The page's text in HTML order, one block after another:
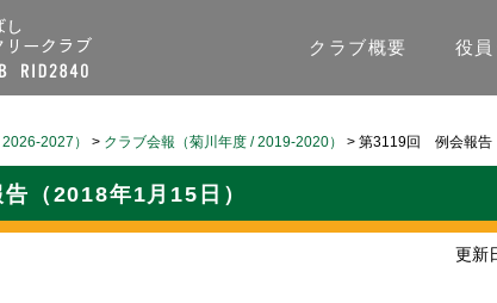
クラブ概要 役
2027） > クラブ会報（菊川年度 / 2019-2020） > 第3119回 例会報告
（2018年1月15日）
更新